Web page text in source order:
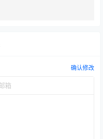
确认修改